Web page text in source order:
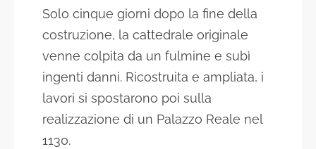
Solo cinque giorni dopo la fine della
costruzione, la cattedrale originale
venne colpita da un fulmine e subì
ingenti danni. Ricostruita e ampliata, i
lavori si spostarono poi sulla
realizzazione di un Palazzo Reale nel
1130.